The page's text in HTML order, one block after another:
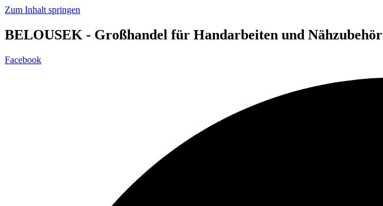
Zum Inhalt springen
BELOUSEK - Großhandel für Handarbeiten und Nähzubehör
Facebook